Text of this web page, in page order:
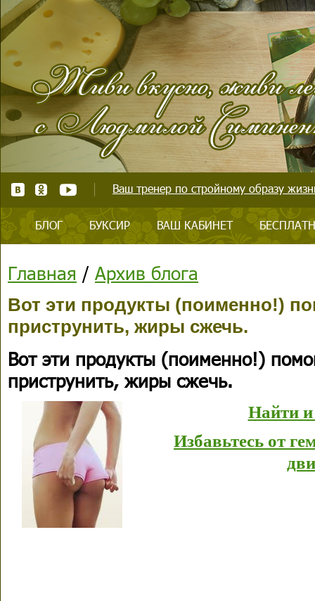
Ваш тренер по стройному образу
БЛОГ БУКСИР ВАШ КАБИНЕТ
Главная / Архив блога
Вот эти продукты (поименно!)
приструнить, жиры сжечь.
Вот эти продукты (поименно!)
приструнить, жиры сжечь.
Найти и
Избавьтесь от